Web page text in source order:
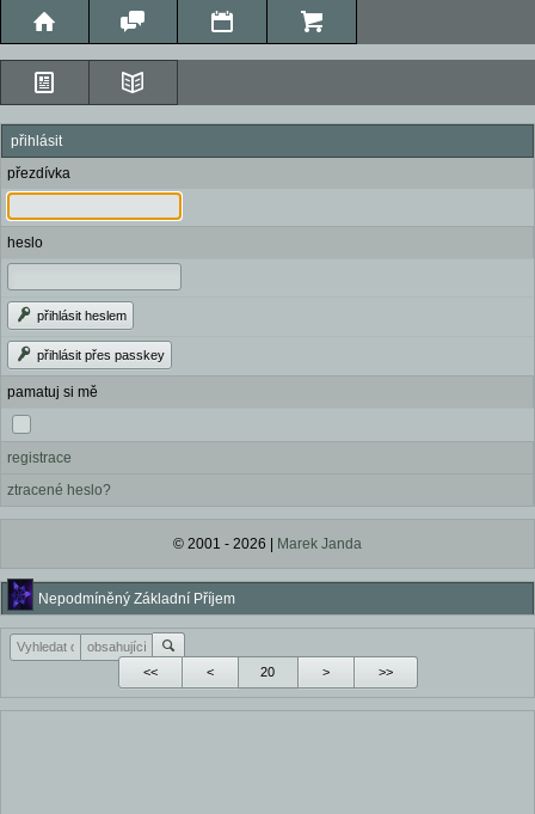
přihlásit
přezdívka
heslo
přihlásit heslem
přihlásit přes passkey
pamatuj si mě
registrace
ztracené heslo?
© 2001 - 2026 | Marek Janda
Nepodmíněný Základní Příjem
<< < > >>